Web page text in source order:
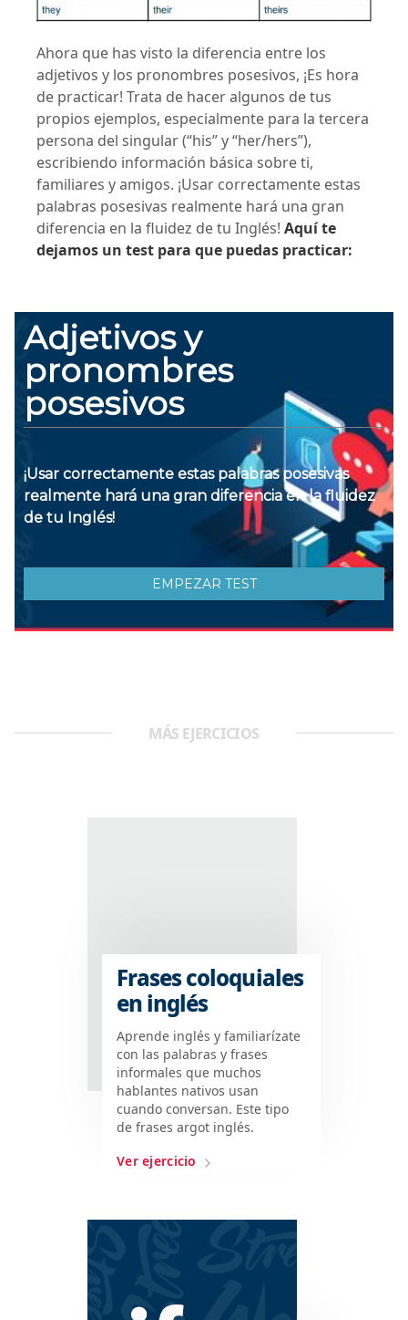
Ahora que has visto la diferencia entre los
adjetivos y los pronombres posesivos, ¡Es hora
de practicar! Trata de hacer algunos de tus
propios ejemplos, especialmente para la tercera
persona del singular (“his” y “her/hers”),
escribiendo información básica sobre ti,
familiares y amigos. ¡Usar correctamente estas
palabras posesivas realmente hará una gran
diferencia en la fluidez de tu Inglés! Aquí te
dejamos un test para que puedas practicar:
MÁS EJERCICIOS
Frases coloquiales
en inglés
Aprende inglés y familiarízate
con las palabras y frases
informales que muchos
hablantes nativos usan
cuando conversan. Este tipo
de frases argot inglés.
Ver ejercicio